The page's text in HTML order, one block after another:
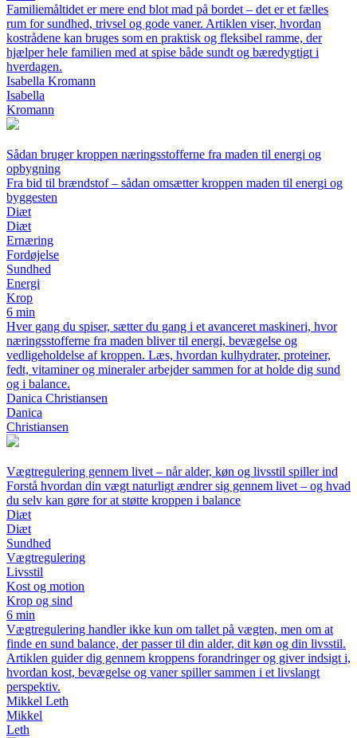
Familiemåltidet er mere end blot mad på bordet – det er et fælles
rum for sundhed, trivsel og gode vaner. Artiklen viser, hvordan
kostrådene kan bruges som en praktisk og fleksibel ramme, der
hjælper hele familien med at spise både sundt og bæredygtigt i
hverdagen.
Isabella Kromann
Isabella
Kromann
Sådan bruger kroppen næringsstofferne fra maden til energi og
opbygning
Fra bid til brændstof – sådan omsætter kroppen maden til energi og
byggesten
Diæt
Diæt
Ernæring
Fordøjelse
Sundhed
Energi
Krop
6 min
Hver gang du spiser, sætter du gang i et avanceret maskineri, hvor
næringsstofferne fra maden bliver til energi, bevægelse og
vedligeholdelse af kroppen. Læs, hvordan kulhydrater, proteiner,
fedt, vitaminer og mineraler arbejder sammen for at holde dig sund
og i balance.
Danica Christiansen
Danica
Christiansen
Vægtregulering gennem livet – når alder, køn og livsstil spiller ind
Forstå hvordan din vægt naturligt ændrer sig gennem livet – og hvad
du selv kan gøre for at støtte kroppen i balance
Diæt
Diæt
Sundhed
Vægtregulering
Livsstil
Kost og motion
Krop og sind
6 min
Vægtregulering handler ikke kun om tallet på vægten, men om at
finde en sund balance, der passer til din alder, dit køn og din livsstil.
Artiklen guider dig gennem kroppens forandringer og giver indsigt i,
hvordan kost, bevægelse og vaner spiller sammen i et livslangt
perspektiv.
Mikkel Leth
Mikkel
Leth